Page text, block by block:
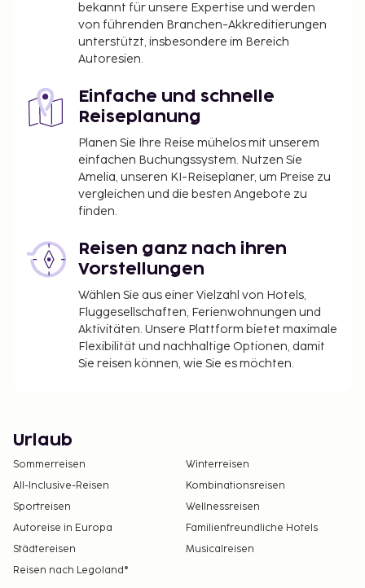
bekannt für unsere Expertise und werden
von führenden Branchen-Akkreditierungen
unterstützt, insbesondere im Bereich
Autoresien.
Einfache und schnelle
Reiseplanung
Planen Sie Ihre Reise mühelos mit unserem
einfachen Buchungssystem. Nutzen Sie
Amelia, unseren KI-Reiseplaner, um Preise zu
vergleichen und die besten Angebote zu
finden.
Reisen ganz nach ihren
Vorstellungen
Wählen Sie aus einer Vielzahl von Hotels,
Fluggesellschaften, Ferienwohnungen und
Aktivitäten. Unsere Plattform bietet maximale
Flexibilität und nachhaltige Optionen, damit
Sie reisen können, wie Sie es möchten.
Urlaub
Sommerreisen
Winterreisen
All-Inclusive-Reisen
Kombinationsreisen
Sportreisen
Wellnessreisen
Autoreise in Europa
Familienfreundliche Hotels
Städtereisen
Musicalreisen
Reisen nach Legoland®